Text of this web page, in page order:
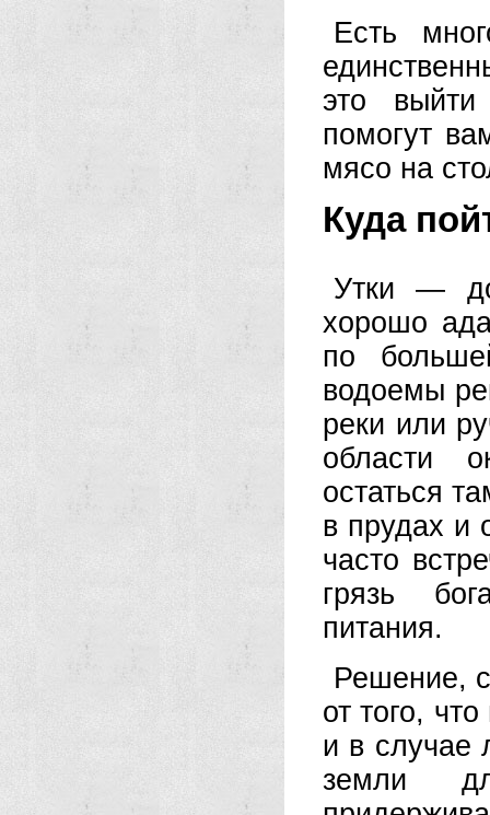
Есть
это
помогут
мясо на
Куда
Утки —
хорошо
по
водоемы
реки или
области
остаться
в прудах и
часто
грязь
питания.
Решение, с
от того,
и в случае
земли